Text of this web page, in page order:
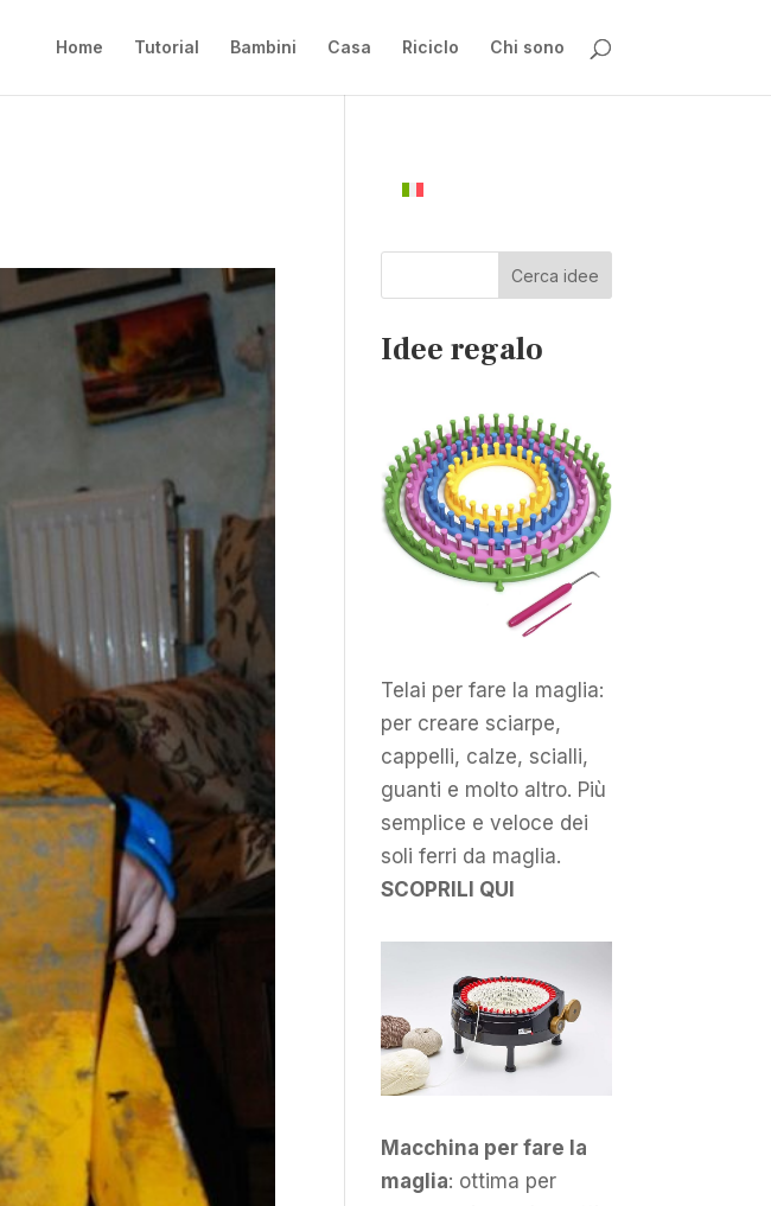
Home Tutorial Bambini Casa Riciclo Chi sono
Cerca idee
Idee regalo
Telai per fare la maglia:
per creare sciarpe,
cappelli, calze, scialli,
guanti e molto altro. Più
semplice e veloce dei
soli ferri da maglia.
SCOPRILI QUI
Macchina per fare la
maglia: ottima per